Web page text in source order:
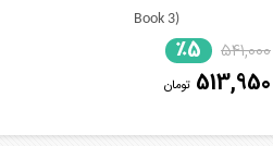
Book 3)
541,000
٪5
513,950 تومان